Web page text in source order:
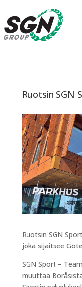
Ruotsin SGN
Ruotsin SGN
joka sijaitsee
SGN Sport –
muuttaa